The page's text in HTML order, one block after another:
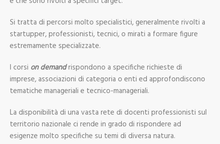
Si tratta di percorsi molto specialistici, generalmente rivolti a
startupper, professionisti, tecnici, o mirati a formare figure
estremamente specializzate.
I corsi on demandrispondono a specifiche richieste di
imprese, associazioni di categoria o enti ed approfondiscono
tematiche manageriali e tecnico-manageriali.
La disponibilità di una vasta rete di docenti professionisti sul
territorio nazionale ci rende in grado di rispondere ad
esigenze molto specifiche su temi di diversa natura.